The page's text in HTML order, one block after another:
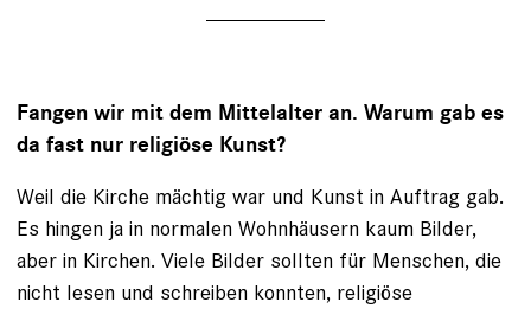
Fangen wir mit dem Mittelalter an. Warum gab es
da fast nur religiöse Kunst?
Weil die Kirche mächtig war und Kunst in Auftrag gab.
Es hingen ja in normalen Wohnhäusern kaum Bilder,
aber in Kirchen. Viele Bilder sollten für Menschen, die
nicht lesen und schreiben konnten, religiöse